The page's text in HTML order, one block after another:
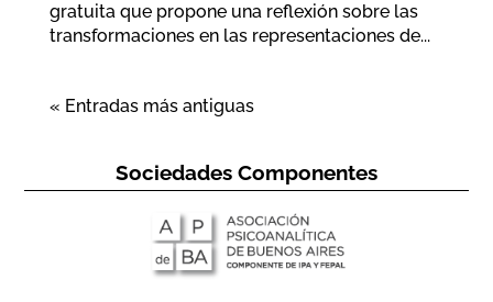
gratuita que propone una reflexión sobre las
transformaciones en las representaciones de...
« Entradas más antiguas
Sociedades Componentes